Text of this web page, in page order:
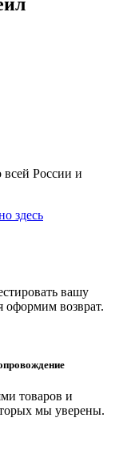
России и
здесь
вашу
оформим возврат.
товаров и
мы уверены.